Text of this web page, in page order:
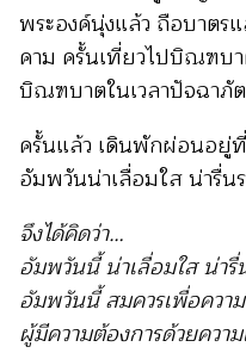
พระองค์นุ่งแล้ว ถือบาตร
คาม ครั้นเที่ยวไปบิณฑบ
บิณฑบาตในเวลาปัจฉาภั
ครั้นแล้ว เดินพักผ่อนอยู่
อัมพวันน่าเลื่อมใส น่ารื่น
จึงได้คิดว่า…
อัมพวันนี้ น่าเลื่อมใส น่า
อัมพวันนี้ สมควรเพื่อควา
ผู้มีความต้องการด้วยควา